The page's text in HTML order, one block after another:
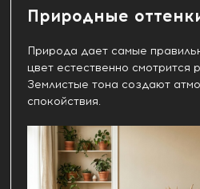
Природные
Природа дает самые
цвет естественно смотрится
Землистые тона создают
спокойствия.